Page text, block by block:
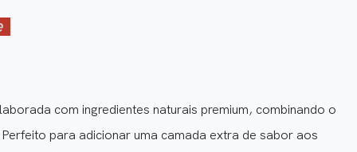
com ingredientes naturais premium, combinando o
para adicionar uma camada extra de sabor aos